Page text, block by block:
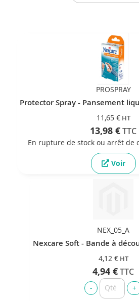
PROSPRAY
Protector Spray - Pansement
11,65 €
13,98 €
En rupture de stock ou arrêt de
Voir
NEX_05_A
Nexcare Soft - Bande à
4,12 €
4,94 €